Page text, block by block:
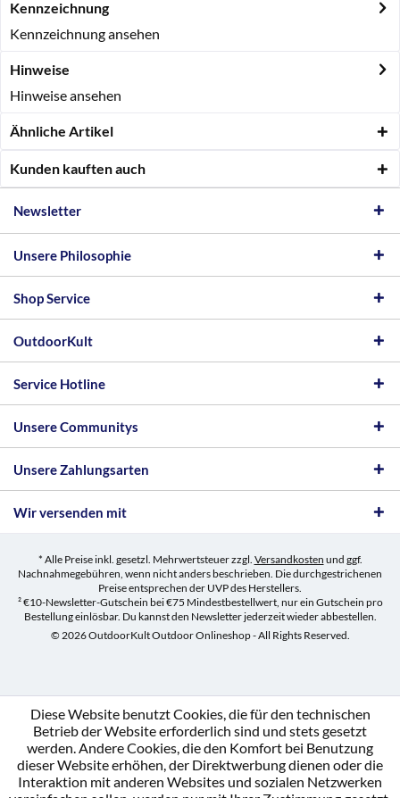
Kennzeichnung
Kennzeichnung ansehen
Hinweise
Hinweise ansehen
Ähnliche Artikel
Kunden kauften auch
Newsletter
Unsere Philosophie
Shop Service
OutdoorKult
Service Hotline
Unsere Communitys
Unsere Zahlungsarten
Wir versenden mit
* Alle Preise inkl. gesetzl. Mehrwertsteuer zzgl. Versandkosten und ggf.
Nachnahmegebühren, wenn nicht anders beschrieben. Die durchgestrichenen
Preise entsprechen der UVP des Herstellers.
² €10-Newsletter-Gutschein bei €75 Mindestbestellwert, nur ein Gutschein pro
Bestellung einlösbar. Du kannst den Newsletter jederzeit wieder abbestellen.
© 2026 OutdoorKult Outdoor Onlineshop - All Rights Reserved.
Diese Website benutzt Cookies, die für den technischen
Betrieb der Website erforderlich sind und stets gesetzt
werden. Andere Cookies, die den Komfort bei Benutzung
dieser Website erhöhen, der Direktwerbung dienen oder die
Interaktion mit anderen Websites und sozialen Netzwerken